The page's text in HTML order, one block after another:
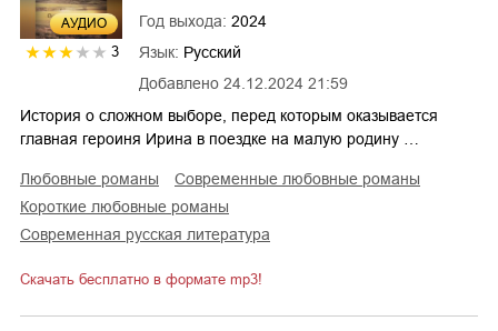
AУДИО
3
Добавлено 24.12.2024 21:59
Год выхода: 2024
Язык: Русский
История о сложном выборе, перед которым оказывается
главная героиня Ирина в поездке на малую родину …
любовные романы
современные любовные романы
короткие любовные романы
современная русская литература
Скачать бесплатно в формате mp3!